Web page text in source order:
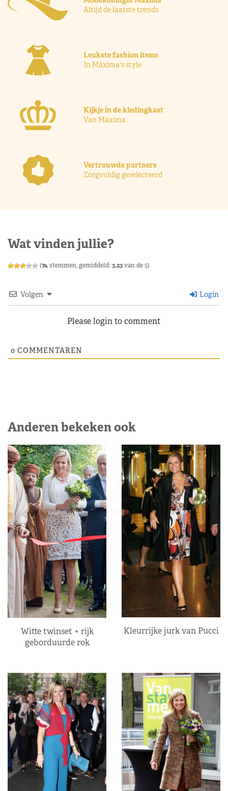
Altijd de laatste trends
Leukste fashion items
In Máxima's style
Kijkje in de kledingkast
Van Máxima
Vertrouwde partners
Zorgvuldig geselecteerd
Wat vinden jullie?
(74stemmen, gemiddeld: 3,23van de 5)
Volgen Login
Please login to comment
0 COMMENTAREN
Anderen bekeken ook
Witte twinset + rijk
geborduurde rok
Kleurrijke jurk van Pucci